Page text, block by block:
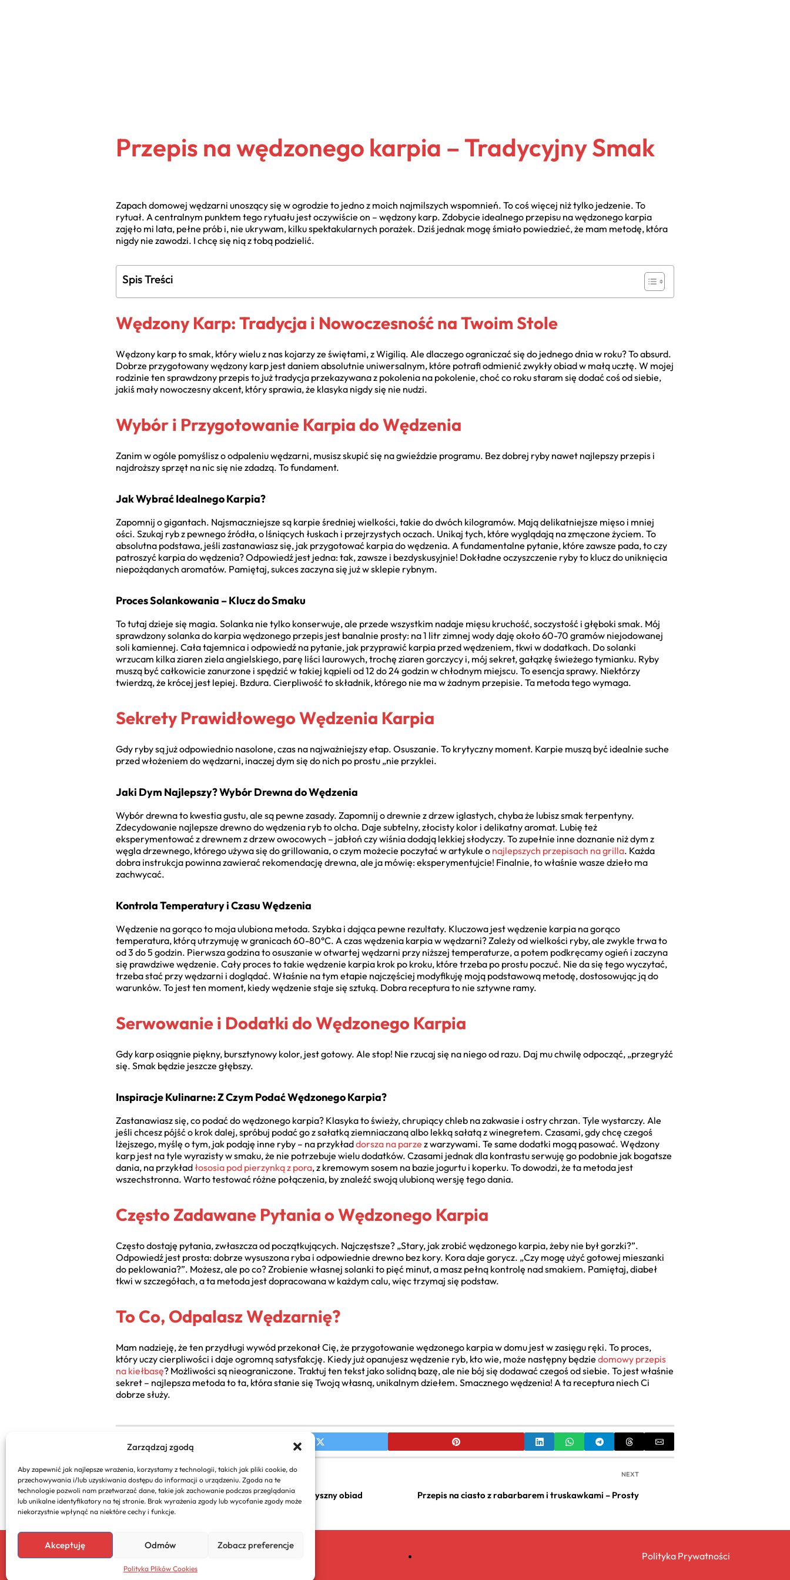
Zarządzaj zgodą
Aby zapewnić jak najlepsze wrażenia, korzystamy z technologii, takich jak pliki cookie, do
przechowywania i/lub uzyskiwania dostępu do informacji o urządzeniu. Zgoda na te
technologie pozwoli nam przetwarzać dane, takie jak zachowanie podczas przeglądania
lub unikalne identyfikatory na tej stronie. Brak wyrażenia zgody lub wycofanie zgody może
niekorzystnie wpłynąć na niektóre cechy i funkcje.
Akceptuję Odmów Zobacz preferencje
Polityka Plików Cookies
Przepis na wędzonego karpia – Tradycyjny Smak
Zapach domowej wędzarni unoszący się w ogrodzie to jedno z moich najmilszych wspomnień. To coś więcej niż tylko jedzenie. To
rytuał. A centralnym punktem tego rytuału jest oczywiście on – wędzony karp. Zdobycie idealnego przepisu na wędzonego karpia
zajęło mi lata, pełne prób i, nie ukrywam, kilku spektakularnych porażek. Dziś jednak mogę śmiało powiedzieć, że mam metodę, która
nigdy nie zawodzi. I chcę się nią z tobą podzielić.
Spis Treści
Wędzony Karp: Tradycja i Nowoczesność na Twoim Stole
Wędzony karp to smak, który wielu z nas kojarzy ze świętami, z Wigilią. Ale dlaczego ograniczać się do jednego dnia w roku? To absurd.
Dobrze przygotowany wędzony karp jest daniem absolutnie uniwersalnym, które potrafi odmienić zwykły obiad w małą ucztę. W mojej
rodzinie ten sprawdzony przepis to już tradycja przekazywana z pokolenia na pokolenie, choć co roku staram się dodać coś od siebie,
jakiś mały nowoczesny akcent, który sprawia, że klasyka nigdy się nie nudzi.
Wybór i Przygotowanie Karpia do Wędzenia
Zanim w ogóle pomyślisz o odpaleniu wędzarni, musisz skupić się na gwieździe programu. Bez dobrej ryby nawet najlepszy przepis i
najdroższy sprzęt na nic się nie zdadzą. To fundament.
Jak Wybrać Idealnego Karpia?
Zapomnij o gigantach. Najsmaczniejsze są karpie średniej wielkości, takie do dwóch kilogramów. Mają delikatniejsze mięso i mniej
ości. Szukaj ryb z pewnego źródła, o lśniących łuskach i przejrzystych oczach. Unikaj tych, które wyglądają na zmęczone życiem. To
absolutna podstawa, jeśli zastanawiasz się, jak przygotować karpia do wędzenia. A fundamentalne pytanie, które zawsze pada, to czy
patroszyć karpia do wędzenia? Odpowiedź jest jedna: tak, zawsze i bezdyskusyjnie! Dokładne oczyszczenie ryby to klucz do uniknięcia
niepożądanych aromatów. Pamiętaj, sukces zaczyna się już w sklepie rybnym.
Proces Solankowania – Klucz do Smaku
To tutaj dzieje się magia. Solanka nie tylko konserwuje, ale przede wszystkim nadaje mięsu kruchość, soczystość i głęboki smak. Mój
sprawdzony solanka do karpia wędzonego przepis jest banalnie prosty: na 1 litr zimnej wody daję około 60-70 gramów niejodowanej
soli kamiennej. Cała tajemnica i odpowiedź na pytanie, jak przyprawić karpia przed wędzeniem, tkwi w dodatkach. Do solanki
wrzucam kilka ziaren ziela angielskiego, parę liści laurowych, trochę ziaren gorczycy i, mój sekret, gałązkę świeżego tymianku. Ryby
muszą być całkowicie zanurzone i spędzić w takiej kąpieli od 12 do 24 godzin w chłodnym miejscu. To esencja sprawy. Niektórzy
twierdzą, że krócej jest lepiej. Bzdura. Cierpliwość to składnik, którego nie ma w żadnym przepisie. Ta metoda tego wymaga.
Sekrety Prawidłowego Wędzenia Karpia
Gdy ryby są już odpowiednio nasolone, czas na najważniejszy etap. Osuszanie. To krytyczny moment. Karpie muszą być idealnie suche
przed włożeniem do wędzarni, inaczej dym się do nich po prostu „nie przyklei.
Jaki Dym Najlepszy? Wybór Drewna do Wędzenia
Wybór drewna to kwestia gustu, ale są pewne zasady. Zapomnij o drewnie z drzew iglastych, chyba że lubisz smak terpentyny.
Zdecydowanie najlepsze drewno do wędzenia ryb to olcha. Daje subtelny, złocisty kolor i delikatny aromat. Lubię też
eksperymentować z drewnem z drzew owocowych – jabłoń czy wiśnia dodają lekkiej słodyczy. To zupełnie inne doznanie niż dym z
węgla drzewnego, którego używa się do grillowania, o czym możecie poczytać w artykule o najlepszych przepisach na grilla. Każda
dobra instrukcja powinna zawierać rekomendację drewna, ale ja mówię: eksperymentujcie! Finalnie, to właśnie wasze dzieło ma
zachwycać.
Kontrola Temperatury i Czasu Wędzenia
Wędzenie na gorąco to moja ulubiona metoda. Szybka i dająca pewne rezultaty. Kluczowa jest wędzenie karpia na gorąco
temperatura, którą utrzymuję w granicach 60-80°C. A czas wędzenia karpia w wędzarni? Zależy od wielkości ryby, ale zwykle trwa to
od 3 do 5 godzin. Pierwsza godzina to osuszanie w otwartej wędzarni przy niższej temperaturze, a potem podkręcamy ogień i zaczyna
się prawdziwe wędzenie. Cały proces to takie wędzenie karpia krok po kroku, które trzeba po prostu poczuć. Nie da się tego wyczytać,
trzeba stać przy wędzarni i doglądać. Właśnie na tym etapie najczęściej modyfikuję moją podstawową metodę, dostosowując ją do
warunków. To jest ten moment, kiedy wędzenie staje się sztuką. Dobra receptura to nie sztywne ramy.
Serwowanie i Dodatki do Wędzonego Karpia
Gdy karp osiągnie piękny, bursztynowy kolor, jest gotowy. Ale stop! Nie rzucaj się na niego od razu. Daj mu chwilę odpocząć, „przegryźć
się. Smak będzie jeszcze głębszy.
Inspiracje Kulinarne: Z Czym Podać Wędzonego Karpia?
Zastanawiasz się, co podać do wędzonego karpia? Klasyka to świeży, chrupiący chleb na zakwasie i ostry chrzan. Tyle wystarczy. Ale
jeśli chcesz pójść o krok dalej, spróbuj podać go z sałatką ziemniaczaną albo lekką sałatą z winegretem. Czasami, gdy chcę czegoś
lżejszego, myślę o tym, jak podaję inne ryby – na przykładdorsza na parze z warzywami. Te same dodatki mogą pasować. Wędzony
karp jest na tyle wyrazisty w smaku, że nie potrzebuje wielu dodatków. Czasami jednak dla kontrastu serwuję go podobnie jak bogatsze
dania, na przykład łososia pod pierzynką z pora, z kremowym sosem na bazie jogurtu i koperku. To dowodzi, że ta metoda jest
wszechstronna. Warto testować różne połączenia, by znaleźć swoją ulubioną wersję tego dania.
Często Zadawane Pytania o Wędzonego Karpia
Często dostaję pytania, zwłaszcza od początkujących. Najczęstsze? „Stary, jak zrobić wędzonego karpia, żeby nie był gorzki?”.
Odpowiedź jest prosta: dobrze wysuszona ryba i odpowiednie drewno bez kory. Kora daje gorycz. „Czy mogę użyć gotowej mieszanki
do peklowania?”. Możesz, ale po co? Zrobienie własnej solanki to pięć minut, a masz pełną kontrolę nad smakiem. Pamiętaj, diabeł
tkwi w szczegółach, a ta metoda jest dopracowana w każdym calu, więc trzymaj się podstaw.
To Co, Odpalasz Wędzarnię?
Mam nadzieję, że ten przydługi wywód przekonał Cię, że przygotowanie wędzonego karpia w domu jest w zasięgu ręki. To proces,
który uczy cierpliwości i daje ogromną satysfakcję. Kiedy już opanujesz wędzenie ryb, kto wie, może następny będzie domowy przepis
na kiełbasę? Możliwości są nieograniczone. Traktuj ten tekst jako solidną bazę, ale nie bój się dodawać czegoś od siebie. To jest właśnie
sekret – najlepsza metoda to ta, która stanie się Twoją własną, unikalnym dziełem. Smacznego wędzenia! A ta receptura niech Ci
dobrze służy.
PREVIOUS
Przepis na smażony makaron – Szybki i pyszny obiad
NEXT
Przepis na ciasto z rabarbarem i truskawkami – Prosty
Copyright 2026. All rights reserved powered by dlaurody.eu Polityka Prywatności